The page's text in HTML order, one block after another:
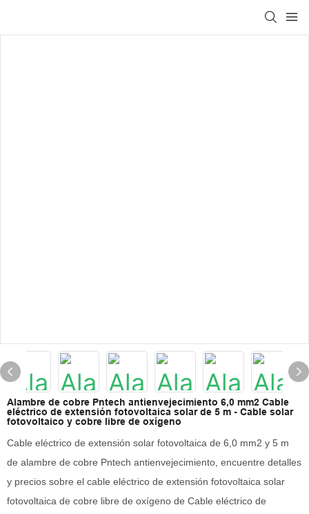
Alambre de cobre Pntech antienvejecimiento 6,0 mm2 Cable
eléctrico de extensión fotovoltaica solar de 5 m - Cable solar
fotovoltaico y cobre libre de oxígeno
Cable eléctrico de extensión solar fotovoltaica de 6,0 mm2 y 5 m
de alambre de cobre Pntech antienvejecimiento, encuentre detalles
y precios sobre el cable eléctrico de extensión fotovoltaica solar
fotovoltaica de cobre libre de oxígeno de Cable eléctrico de